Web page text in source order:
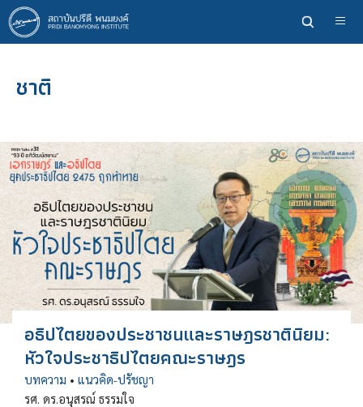
ข้าม
ไป
ยัง
หลักชาติ
อธิปไตยของประชาชนและราษฎรชาตินิยม:
หัวใจประชาธิปไตยคณะราษฎร
บทความ • แนวคิด-ปรัชญา
รศ. ดร.อนุสรณ์ ธรรมใจ